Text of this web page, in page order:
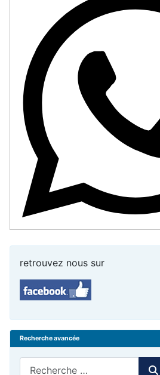
retrouvez nous sur
Recherche avancée